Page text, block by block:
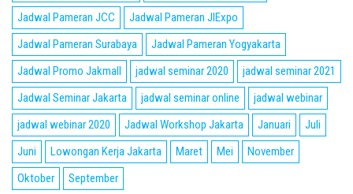
Jadwal Pameran JCC
Jadwal Pameran JIExpo
Jadwal Pameran Surabaya
Jadwal Pameran Yogyakarta
Jadwal Promo Jakmall
jadwal seminar 2020
jadwal seminar 2021
Jadwal Seminar Jakarta
jadwal seminar online
jadwal webinar
jadwal webinar 2020
Jadwal Workshop Jakarta Januari
Juli
Juni
Lowongan Kerja Jakarta Maret Mei
November
Oktober
September